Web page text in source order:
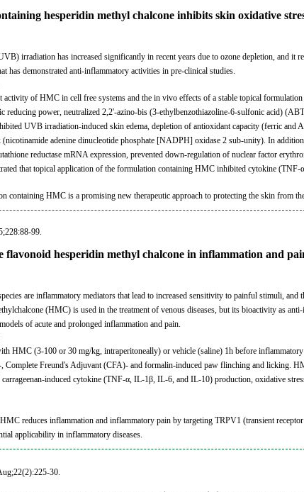
hesperidin methyl chalcone inhibits skin oxidative
irradiation has increased significantly in recent years due to ozone depletion, and it
has demonstrated anti-inflammatory activities in pre-clinical studies.
activity of HMC in cell free systems and the in vivo effects of a stable topical
reducing power, neutralized 2,2'-azino-bis (3-ethylbenzothiazoline-6-sulfonic acid)
UVB irradiation-induced skin edema, depletion of antioxidant capacity (ferric and
adenine dinucleotide phosphate [NADPH] oxidase 2 sub-unity). In
reductase mRNA expression, prevented down-regulation of nuclear factor
that topical application of the formulation containing HMC inhibited cytokine
containing HMC is a promising new therapeutic approach to protecting the skin from
99.
flavonoid hesperidin methyl chalcone in inflammation and
are inflammatory mediators that lead to increased sensitivity to painful stimuli,
(HMC) is used in the treatment of venous diseases, but its bioactivity as
of acute and prolonged inflammation and pain.
HMC (3-100 or 30 mg/kg, intraperitoneally) or vehicle (saline) 1h before
Complete Freund's Adjuvant (CFA)- and formalin-induced paw flinching and licking.
induced cytokine (TNF-α, IL-1β, IL-6, and IL-10) production, oxidative
reduces inflammation and inflammatory pain by targeting TRPV1 (transient
applicability in inflammatory diseases.
30.